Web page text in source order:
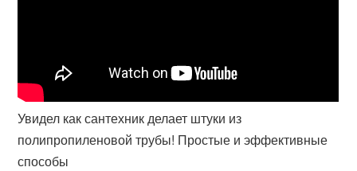
Увидел как сантехник делает штуки из
полипропиленовой трубы! Простые и эффективные
способы